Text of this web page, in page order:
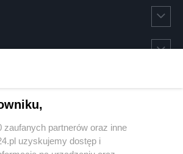
zaufanych partnerów oraz inne
uzyskujemy dostęp i